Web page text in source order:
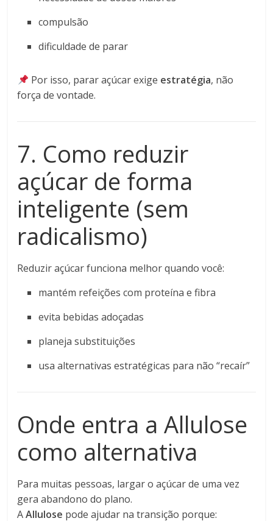
compulsão
dificuldade de parar
Por isso, parar açúcar exige estratégia, não
força de vontade.
7. Como reduzir
açúcar de forma
inteligente (sem
radicalismo)
Reduzir açúcar funciona melhor quando você:
mantém refeições com proteína e fibra
evita bebidas adoçadas
planeja substituições
usa alternativas estratégicas para não “recaír”
Onde entra a Allulose
como alternativa
Para muitas pessoas, largar o açúcar de uma vez
gera abandono do plano.
AAllulose pode ajudar na transição porque: